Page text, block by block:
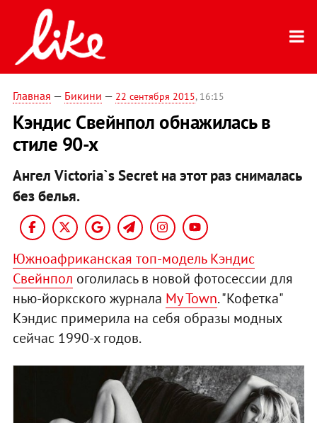
Главная — Бикини — 22 сентября 2015, 16:15
Кэндис Свейнпол обнажилась в
стиле 90-х
Ангел Victoria`s Secret на этот раз снималась
без белья.
Южноафриканская топ-модель Кэндис
Свейнпол оголилась в новой фотосессии для
нью-йоркского журнала My Town. "Кофетка"
Кэндис примерила на себя образы модных
сейчас 1990-х годов.